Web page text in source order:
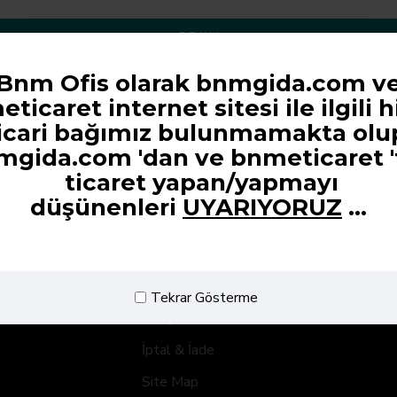
Ofis olarak bnmgida.com
internet sitesi ile ilgili
bağımız bulunmamakta
'dan ve bnmeticaret
ticaret yapan/yapmayı
düşünenleri UYARIYORUZ ...
Tekrar Gösterme
DEVAM
8.700,00TL
İptal & İade
Site Map